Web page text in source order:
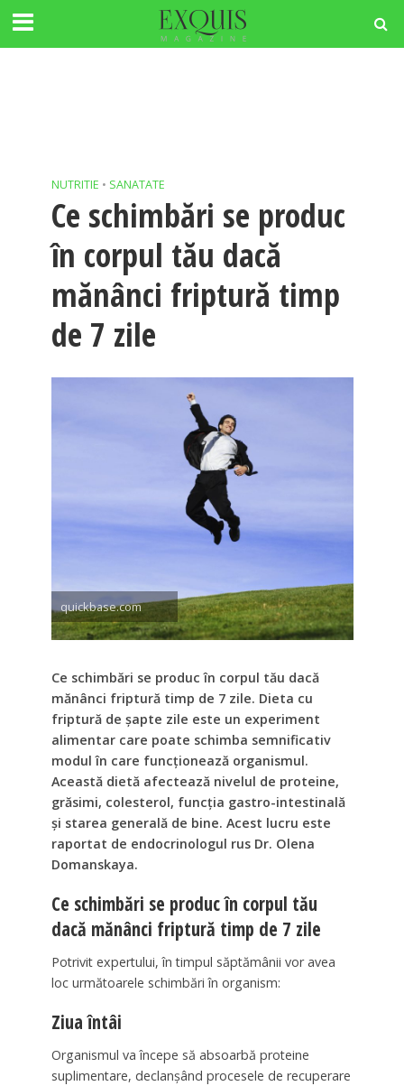
NUTRITIE • SANATATE
Ce schimbări se produc
în corpul tău dacă
mănânci friptură timp
de 7 zile
quickbase.com
Ce schimbări se produc în corpul tău dacă
mănânci friptură timp de 7 zile. Dieta cu
friptură de șapte zile este un experiment
alimentar care poate schimba semnificativ
modul în care funcționează organismul.
Această dietă afectează nivelul de proteine,
grăsimi, colesterol, funcția gastro-intestinală
și starea generală de bine. Acest lucru este
raportat de endocrinologul rus Dr. Olena
Domanskaya.
Ce schimbări se produc în corpul tău
dacă mănânci friptură timp de 7 zile
Potrivit expertului, în timpul săptămânii vor avea
loc următoarele schimbări în organism:
Ziua întâi
Organismul va începe să absoarbă proteine
suplimentare, declanșând procesele de recuperare